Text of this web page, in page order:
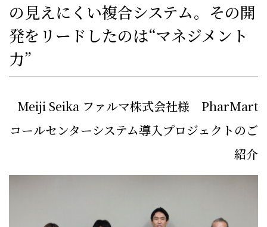
の見えにくい複合システム。その開
発をリードしたのは“マネジメント
力”
Meiji Seika ファルマ株式会社様 PharMart
コールセンターシステム導入プロジェクトのご
紹介